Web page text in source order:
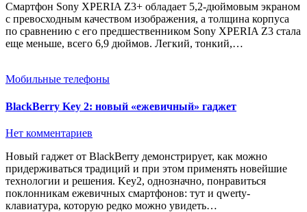
Смартфон Sony XPERIA Z3+ обладает 5,2-дюймовым экраном
с превосходным качеством изображения, а толщина корпуса
по сравнению с его предшественником Sony XPERIA Z3 стала
еще меньше, всего 6,9 дюймов. Легкий, тонкий,…
Мобильные телефоны
BlackBerry Key 2: новый «ежевичный» гаджет
Нет комментариев
Новый гаджет от BlackBerry демонстрирует, как можно
придерживаться традиций и при этом применять новейшие
технологии и решения. Key2, однозначно, понравиться
поклонникам ежевичных смартфонов: тут и qwerty-
клавиатура, которую редко можно увидеть…